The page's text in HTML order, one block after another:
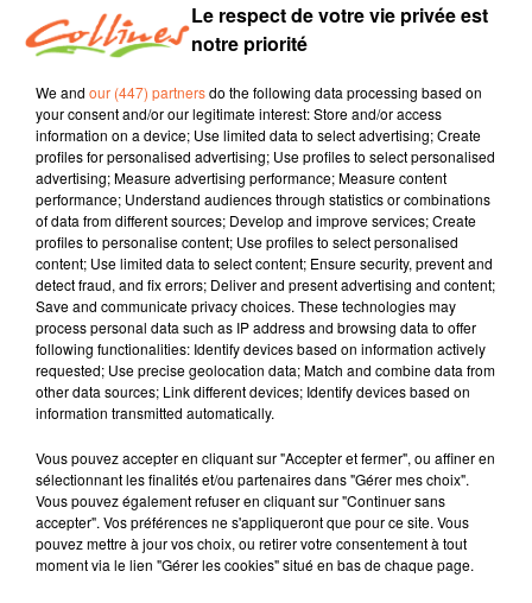
âne agriculture
5 février 2026 - 5 min 16 sec
T'ES UN ÂNE ! ET SI C'ÉTAIT UN COMPLIMENT ?
Jacqueline Pinon
A travers champs
Avec Ludo et Jacqueline, COLLINES porte un regard
différent sur l'agriculture chaque semaine le jeudi à
7h40 et le dimanche à 9h30.
0:00 5 min 16 sec
Le respect de votre vie privée est
notre priorité
We and our (447) partnersdo the following data processing based on
your consent and/or our legitimate interest: Store and/or access
information on a device; Use limited data to select advertising; Create
profiles for personalised advertising; Use profiles to select personalised
advertising; Measure advertising performance; Measure content
performance; Understand audiences through statistics or combinations
of data from different sources; Develop and improve services; Create
profiles to personalise content; Use profiles to select personalised
content; Use limited data to select content; Ensure security, prevent and
detect fraud, and fix errors; Deliver and present advertising and content;
Save and communicate privacy choices. These technologies may
process personal data such as IP address and browsing data to offer
following functionalities: Identify devices based on information actively
requested; Use precise geolocation data; Match and combine data from
other data sources; Link different devices; Identify devices based on
information transmitted automatically.
Vous pouvez accepter en cliquant sur "Accepter et fermer", ou affiner en
sélectionnant les finalités et/ou partenaires dans "Gérer mes choix".
Vous pouvez également refuser en cliquant sur "Continuer sans
accepter". Vos préférences ne s'appliqueront que pour ce site. Vous
pouvez mettre à jour vos choix, ou retirer votre consentement à tout
moment via le lien "Gérer les cookies" situé en bas de chaque page.